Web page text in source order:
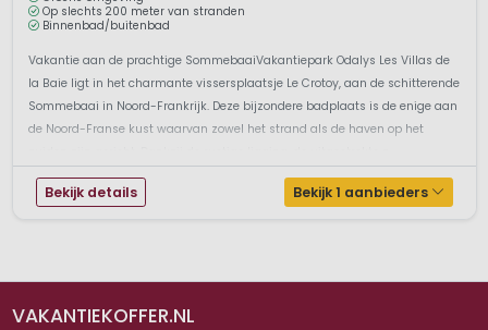
Op slechts 200 meter van stranden
Binnenbad/buitenbad
Vakantie aan de prachtige SommebaaiVakantiepark Odalys Les Villas de
la Baie ligt in het charmante vissersplaatsje Le Crotoy, aan de schitterende
Sommebaai in Noord-Frankrijk. Deze bijzondere badplaats is de enige aan
de Noord-Franse kust waarvan zowel het strand als de haven op het
Bekijk details Bekijk 1 aanbieders
VAKANTIEKOFFER.NL